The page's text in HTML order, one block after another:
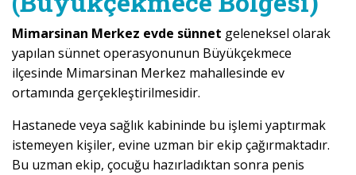
Mimarsinan Merkez evde sünnet geleneksel olarak
yapılan sünnet operasyonunun Büyükçekmece
ilçesinde Mimarsinan Merkez mahallesinde ev
ortamında gerçekleştirilmesidir.
Hastanede veya sağlık kabininde bu işlemi yaptırmak
istemeyen kişiler, evine uzman bir ekip çağırmaktadır.
Bu uzman ekip, çocuğu hazırladıktan sonra penis